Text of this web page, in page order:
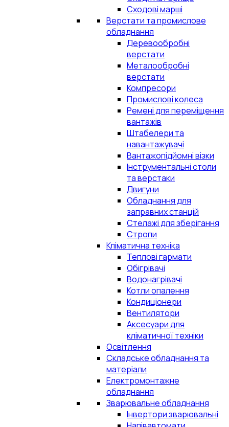
Сходові марші
Верстати та промислове
обладнання
Деревообробні
верстати
Металообробні
верстати
Компресори
Промислові колеса
Ремені для переміщення
вантажів
Штабелери та
навантажувачі
Вантажопідйомні візки
Інструментальні столи
та верстаки
Двигуни
Обладнання для
заправних станцій
Стелажі для зберігання
Стропи
Кліматична техніка
Теплові гармати
Обігрівачі
Водонагрівачі
Котли опалення
Кондиціонери
Вентилятори
Аксесуари для
кліматичної техніки
Освітлення
Складське обладнання та
матеріали
Електромонтажне
обладнання
Зварювальне обладнання
Інвертори зварювальні